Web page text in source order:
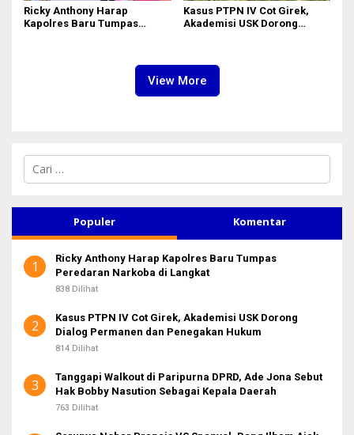
Ricky Anthony Harap
Kapolres Baru Tumpas
Kasus PTPN IV Cot Girek,
Akademisi USK Dorong
View More
C
i
n
u
k
Populer Komentar
1
Ricky Anthony Harap Kapolres Baru Tumpas
Peredaran Narkoba di Langkat
838 Dilihat
2
Kasus PTPN IV Cot Girek, Akademisi USK Dorong
Dialog Permanen dan Penegakan Hukum
814 Dilihat
3
Tanggapi Walkout di Paripurna DPRD, Ade Jona Sebut
Hak Bobby Nasution Sebagai Kepala Daerah
763 Dilihat